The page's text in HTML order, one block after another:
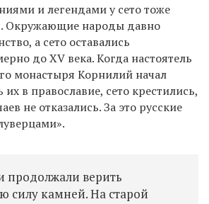
и легендами у сето тоже
Окружающие народы давно
а сето оставались
до XV века. Когда настоятель
монастыря Корнилий начал
в православие, сето крестились,
не отказались. За это русские
верить
силу камней. На старой